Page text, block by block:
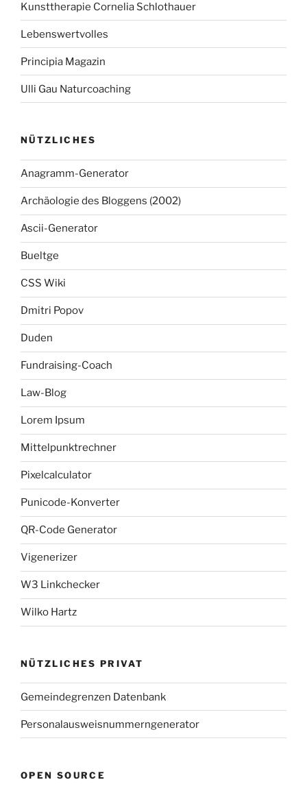
Kunsttherapie Cornelia Schlothauer
Lebenswertvolles
Principia Magazin
Ulli Gau Naturcoaching
NÜTZLICHES
Anagramm-Generator
Archäologie des Bloggens (2002)
Ascii-Generator
Bueltge
CSS Wiki
Dmitri Popov
Duden
Fundraising-Coach
Law-Blog
Lorem Ipsum
Mittelpunktrechner
Pixelcalculator
Punicode-Konverter
QR-Code Generator
Vigenerizer
W3 Linkchecker
Wilko Hartz
NÜTZLICHES PRIVAT
Gemeindegrenzen Datenbank
Personalausweisnummerngenerator
OPEN SOURCE